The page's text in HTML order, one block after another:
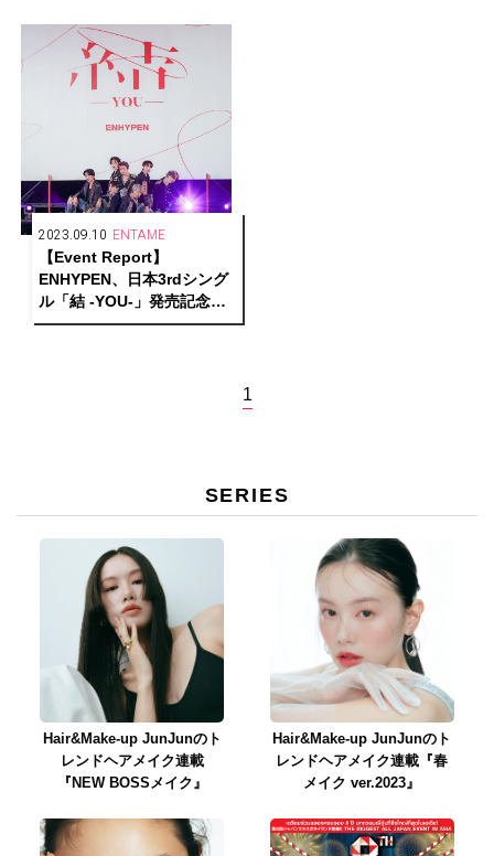
2023.09.10 ENTAME
【Event Report】
ENHYPEN、⽇本3rdシング
ル「結 -YOU-」発売記念シ
ョーケースを開催！
1
SERIES
Hair&Make-up JunJunのト
レンドヘアメイク連載
『NEW BOSSメイク』
Hair&Make-up JunJunのト
レンドヘアメイク連載『春
メイク ver.2023』